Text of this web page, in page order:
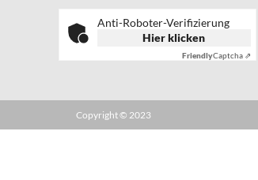
Anti-Roboter-Verifizierung
Hier klicken
FriendlyCaptcha ⇗
Copyright © 2023